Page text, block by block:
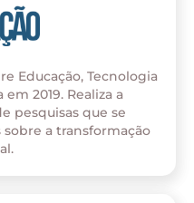
Educação, Tecnologia
2019. Realiza a
pesquisas que se
a transformação